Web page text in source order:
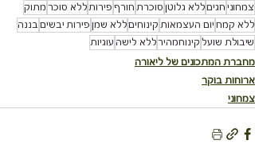
צמחוני חגיםללא גלוטן סוכרת חורף פירות ללא סוכר מתוק
ללא קמח יום העצמאות קינוחיםללא שמן פירות יבשים בננה
שיבולת שועל קינוחמהירללא לישה עוגיות
מחברת המתכונים של ליאורה
ארוחות בוקר
צמחוני